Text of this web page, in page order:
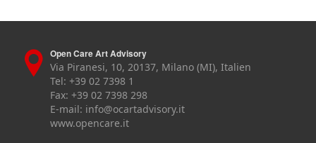
Open Care Art Advisory
Via Piranesi, 10, 20137, Milano (MI), Italien
Tel: +39 02 7398 1
Fax: +39 02 7398 298
E-mail: info@ocartadvisory.it
www.opencare.it